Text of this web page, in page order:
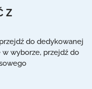
Z
do dedykowanej
w wyborze, przejdź do